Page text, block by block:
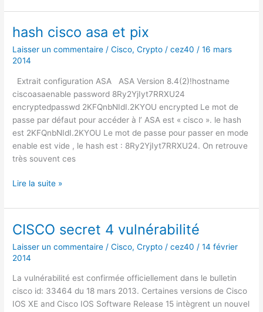
TOTP
hash cisco asa et pix
Laisser un commentaire /Cisco,Crypto /cez40 /16 mars
2014
Extrait configuration ASA ASA Version 8.4(2)!hostname
ciscoasaenable password 8Ry2YjIyt7RRXU24
encryptedpasswd 2KFQnbNIdI.2KYOU encrypted Le mot de
passe par défaut pour accéder à l’ ASA est « cisco ». le hash
est 2KFQnbNIdI.2KYOU Le mot de passe pour passer en mode
enable est vide , le hash est : 8Ry2YjIyt7RRXU24. On retrouve
très souvent ces
hash
asa
pix
Lire la suite »
CISCO secret 4 vulnérabilité
Laisser un commentaire /Cisco,Crypto /cez40 /14 février
2014
La vulnérabilité est confirmée officiellement dans le bulletin
cisco id: 33464 du 18 mars 2013. Certaines versions de Cisco
IOS XE and Cisco IOS Software Release 15 intègrent un nouvel